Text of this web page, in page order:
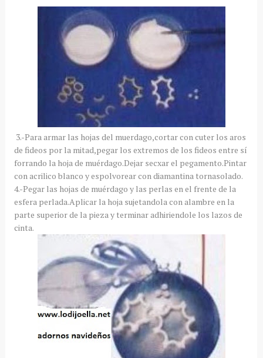
3.-Para armar las hojas del muerdago,cortar con cuter los aros
de fideos por la mitad,pegar los extremos de los fideos entre sí
forrando la hoja de muérdago.Dejar secxar el pegamento.Pintar
con acrilico blanco y espolvorear con diamantina tornasolado.
4.-Pegar las hojas de muérdago y las perlas en el frente de la
esfera perlada.Aplicar la hoja sujetandola con alambre en la
parte superior de la pieza y terminar adhiriendole los lazos de
cinta.